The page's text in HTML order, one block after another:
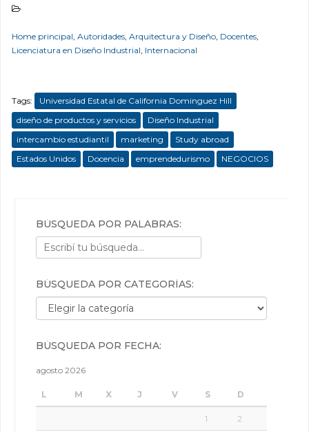
Home principal Autoridades Arquitectura y Diseño Docentes
Licenciatura en Diseño Industrial Internacional
Tags:
Universidad Estatal de California Dominguez Hill
diseño de productos y servicios
Diseño Industrial
intercambio estudiantil
marketing
Study abroad
Estados Unidos
Docencia emprendedurismo NEGOCIOS
BÚSQUEDA POR PALABRAS:
BÚSQUEDA POR CATEGORÍAS:
Búsqueda por categorías:
BÚSQUEDA POR FECHA:
agosto 2026
L M X J V S D
1 2